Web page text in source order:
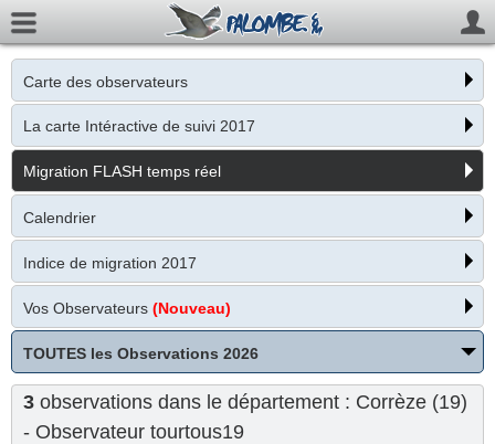
Carte des observateurs
La carte Intéractive de suivi 2017
Migration FLASH temps réel
Calendrier
Indice de migration 2017
Vos Observateurs (Nouveau)
TOUTES les Observations 2026
3 observations dans le département : Corrèze (19)
- Observateur tourtous19